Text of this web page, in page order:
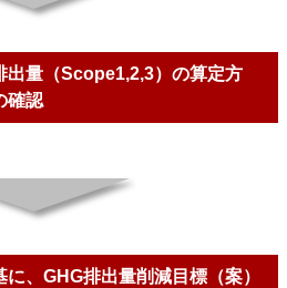
出量（Scope1,2,3）の算定方
確認
、GHG排出量削減目標（案）